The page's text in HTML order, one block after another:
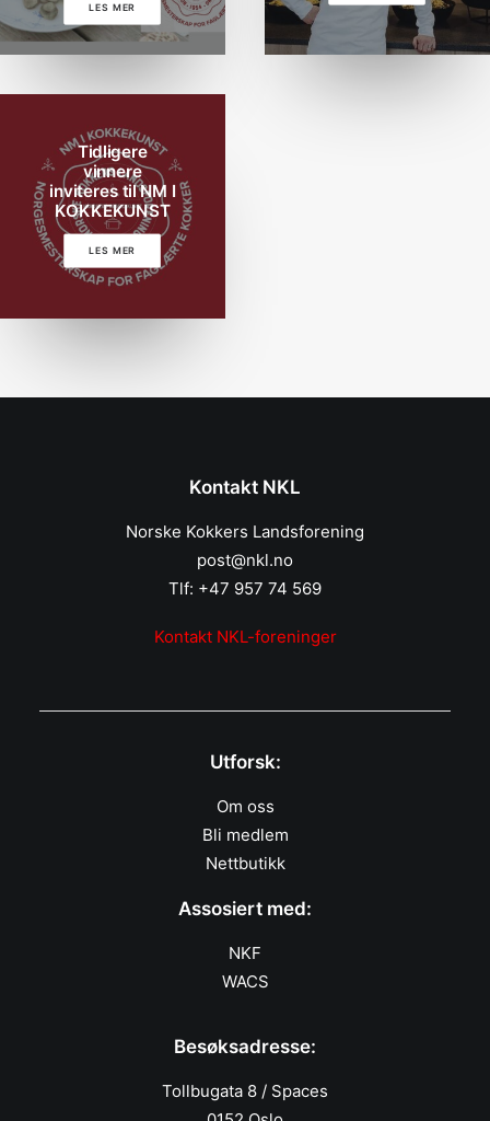
LES MER
Tidligere
vinnere
inviteres til NM I
KOKKEKUNST
LES MER
Kontakt NKL
Norske Kokkers Landsforening
post@nkl.no
Tlf: +47 957 74 569
Kontakt NKL-foreninger
Utforsk:
Om oss
Bli medlem
Nettbutikk
Assosiert med:
NKF
WACS
Besøksadresse:
Tollbugata 8 / Spaces